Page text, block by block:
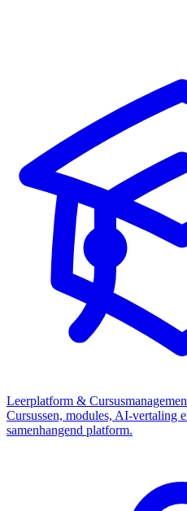
Leerplatform &
Cursussen, modules, AI-vertaling
samenhangend platform.